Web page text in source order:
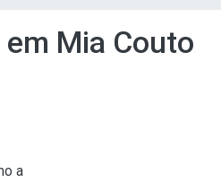
Mia Couto
a